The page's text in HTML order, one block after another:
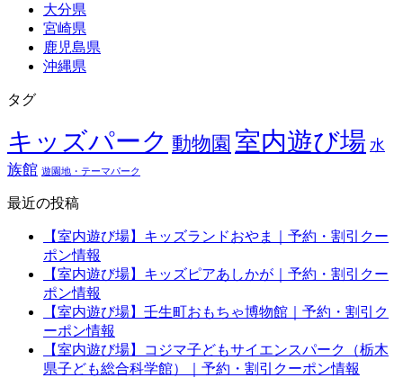
大分県
宮崎県
鹿児島県
沖縄県
タグ
キッズパーク 動物園 室内遊び場 水
族館 遊園地・テーマパーク
最近の投稿
【室内遊び場】キッズランドおやま｜予約・割引クー
ポン情報
【室内遊び場】キッズピアあしかが｜予約・割引クー
ポン情報
【室内遊び場】壬生町おもちゃ博物館｜予約・割引ク
ーポン情報
【室内遊び場】コジマ子どもサイエンスパーク（栃木
県子ども総合科学館）｜予約・割引クーポン情報